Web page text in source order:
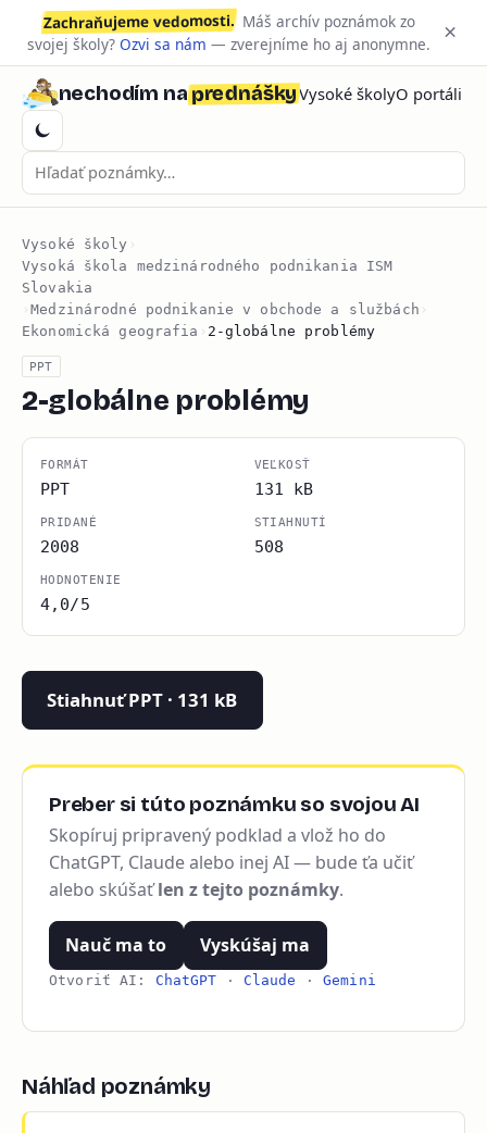
Zachraňujeme vedomosti. Máš archív poznámok zo
svojej školy? Ozvi sa nám — zverejníme ho aj anonymne. ×
nechodím naprednáškyVysoké školyO portáli
Vysoké školy ›
Vysoká škola medzinárodného podnikania ISM
Slovakia
›Medzinárodné podnikanie v obchode a službách ›
Ekonomická geografia › 2-globálne problémy
PPT
2-globálne problémy
FORMÁT
PPT
VEĽKOSŤ
131 kB
PRIDANÉ
2008
STIAHNUTÍ
508
HODNOTENIE
4,0/5
Stiahnuť PPT · 131 kB
Preber si túto poznámku so svojou AI
Skopíruj pripravený podklad a vlož ho do
ChatGPT, Claude alebo inej AI — bude ťa učiť
alebo skúšaťlen z tejto poznámky.
Nauč ma to Vyskúšaj ma
Otvoriť AI: ChatGPT · Claude ·Gemini
Náhľad poznámky